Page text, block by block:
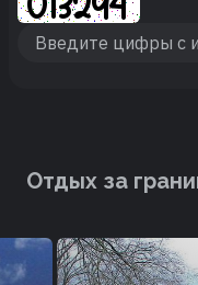
Отдых за